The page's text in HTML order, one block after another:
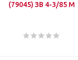
(79045) ЗВ 4-3/85 М